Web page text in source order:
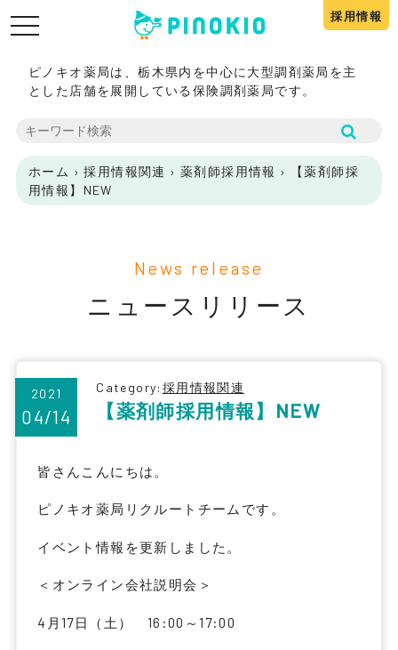
toggle
採用情報
ピノキオ薬局は、栃木県内を中心に大型調剤薬局を主
とした店舗を展開している保険調剤薬局です。
ホーム › 採用情報関連 › 薬剤師採用情報 ›
【薬剤師採
用情報】NEW
News release
ニュースリリース
2021
04/14
Category: 採用情報関連
【薬剤師採用情報】NEW
皆さんこんにちは。
ピノキオ薬局リクルートチームです。
イベント情報を更新しました。
＜オンライン会社説明会＞
4月17日（土） 16:00～17:00